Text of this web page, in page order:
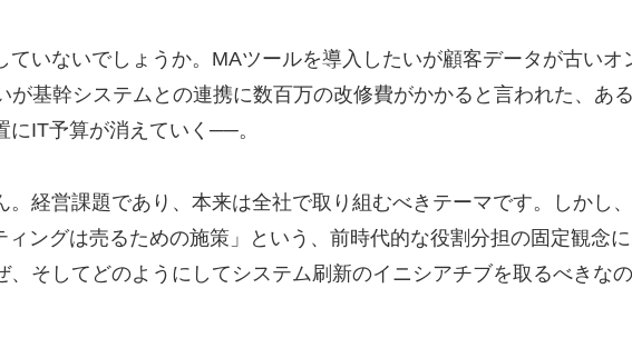
いないでしょうか。MAツールを導入したいが顧客データが古い
基幹システムとの連携に数百万の改修費がかかると言われた、あ
IT予算が消えていく──。
経営課題であり、本来は全社で取り組むべきテーマです。しかし
ングは売るための施策」という、前時代的な役割分担の固定観念
そしてどのようにしてシステム刷新のイニシアチブを取るべきな